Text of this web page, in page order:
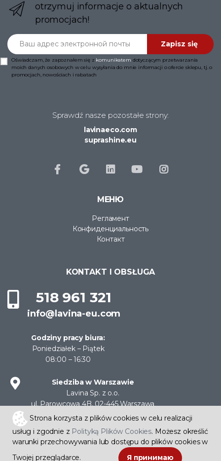
Strona korzysta z plików cookies w celu realizacji
usług i zgodnie z Polityką Plików Cookies. Możesz określić
warunki przechowywania lub dostępu do plików cookies w
Twojej przeglądarce.
Я принимаю
otrzymuj informacje o aktualnych
promocjach!
Ваш адрес электронной почты
Zapisz się
Oświadczam, że zapoznałem się z komunikatem dotyczącym przetwarzania
moich danych osobowych w celu wysyłania do mnie informacji o ofercie sklepu, tj. o
promocjach, nowościach i rabatach
Sprawdź nasze pozostałe strony:
lavinaeco.com
suprashine.eu
МЕНЮ
Регламент
Конфиденциальность
Контакт
KONTAKT I OBSŁUGA
518 961 321
info@lavina-eu.com
Godziny pracy biura:
Poniedziałek – Piątek
08:00 – 16:30
Siedziba w Warszawie
Lavina Sp. z o.o.
ul. Parowcowa 4B, 02-445 Warszawa
NIP: 522-30-11-204
Sklep internetowy CStore